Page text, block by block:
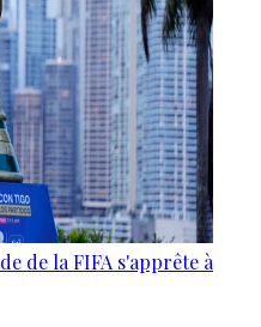
de la FIFA s'apprête à